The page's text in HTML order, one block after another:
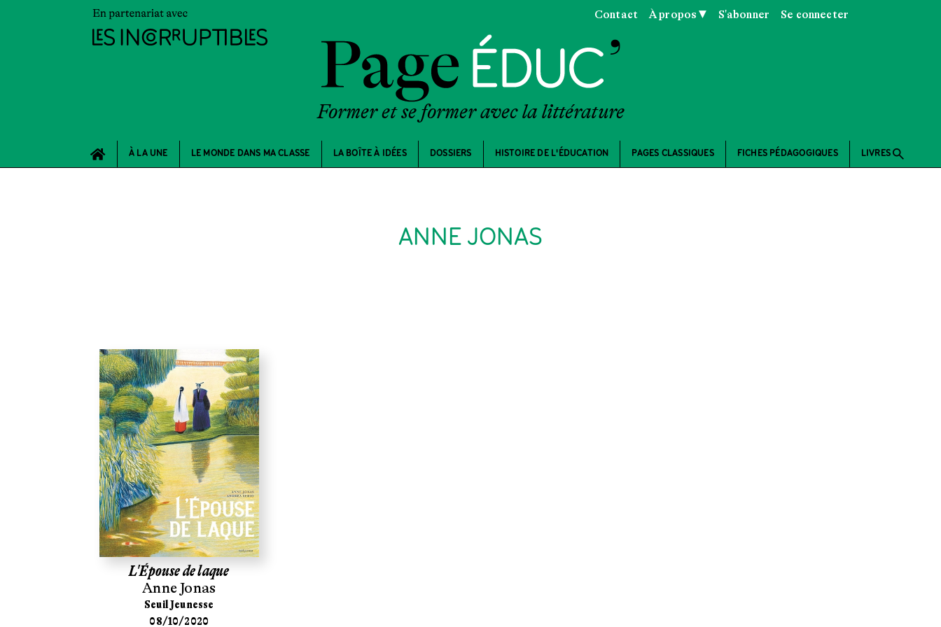
Former et se former avec la littérature
Contact À propos ▼ S'abonner Se connecter
À LA UNE LE MONDE DANS MA CLASSE LA BOÎTE À IDÉES DOSSIERS HISTOIRE DE L'ÉDUCATION PAGES CLASSIQUES FICHES PÉDAGOGIQUES LIVRES search
ANNE JONAS
L'Épouse de laque
Anne Jonas
Seuil Jeunesse
08/10/2020